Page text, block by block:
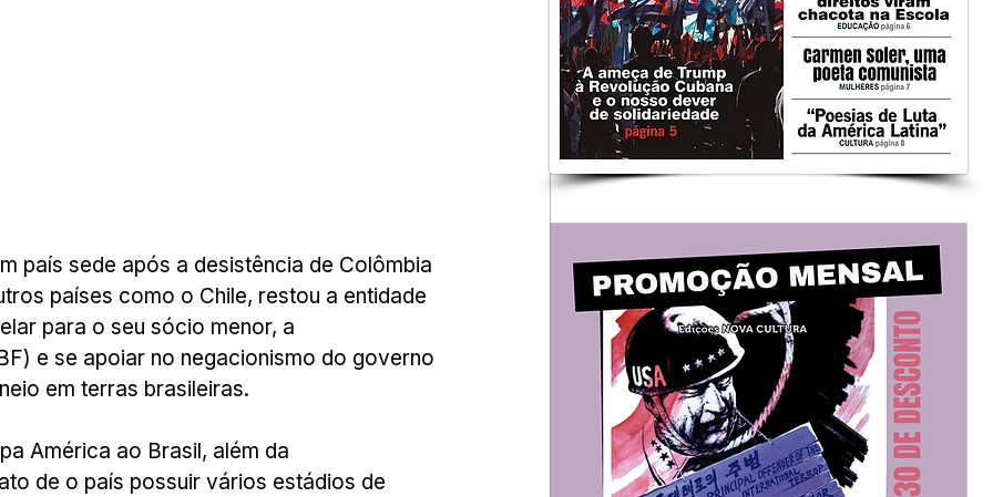
país sede após a desistência de Colômbia
países como o Chile, restou a entidade
para o seu sócio menor, a
e se apoiar no negacionismo do governo
em terras brasileiras.
América ao Brasil, além da
de o país possuir vários estádios de